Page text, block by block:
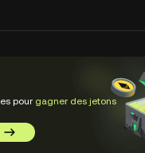
pour gagner des jetons